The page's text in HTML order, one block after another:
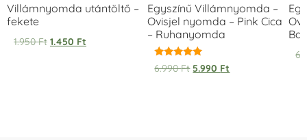
Villámnyomda utántöltő –
fekete
1.950Ft 1.450 Ft
Egyszínű Villámnyomda –
Ovisjel nyomda – Pink Cica
– Ruhanyomda
Értékelés:
5.00
6.990Ft 5.990 Ft